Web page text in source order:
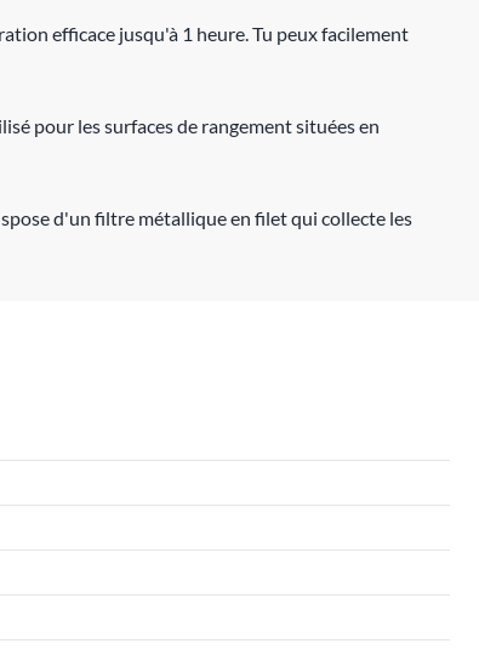
efficace jusqu'à 1 heure. Tu peux facilement
pour les surfaces de rangement situées en
d'un filtre métallique en filet qui collecte les